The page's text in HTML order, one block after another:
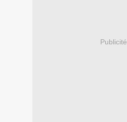
Publicité